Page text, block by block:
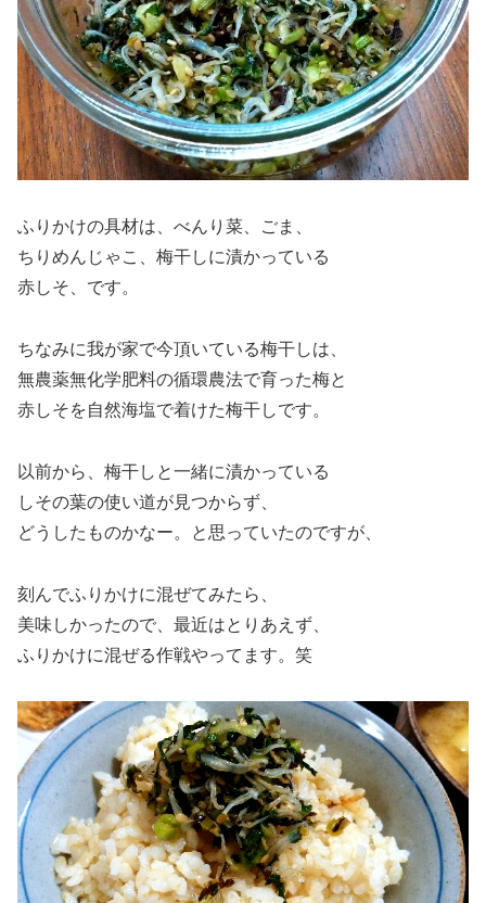
ふりかけの具材は、べんり菜、ごま、
ちりめんじゃこ、梅干しに漬かっている
赤しそ、です。
ちなみに我が家で今頂いている梅干しは、
無農薬無化学肥料の循環農法で育った梅と
赤しそを自然海塩で着けた梅干しです。
以前から、梅干しと一緒に漬かっている
しその葉の使い道が見つからず、
どうしたものかなー。と思っていたのですが、
刻んでふりかけに混ぜてみたら、
美味しかったので、最近はとりあえず、
ふりかけに混ぜる作戦やってます。笑